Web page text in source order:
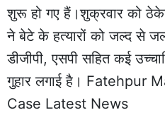
शुरू हो गए हैं।शुक्रवार को
ने बेटे के हत्यारों को जल्द से
डीजीपी, एसपी सहित कई
गुहार लगाई है। Fatehpur
Case Latest News